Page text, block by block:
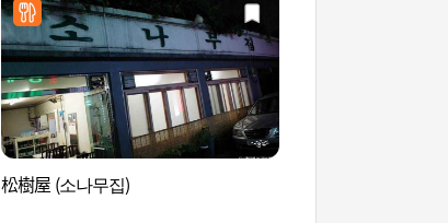
松樹屋 (소나무집)